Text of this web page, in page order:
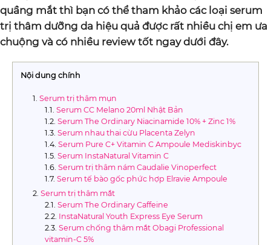
quầng mắt thì bạn có thể tham khảo các loại serum
trị thâm dưỡng da hiệu quả được rất nhiều chị em ưa
chuộng và có nhiều review tốt ngay dưới đây.
Nội dung chính
Serum trị thâm mụn
Serum CC Melano 20ml Nhật Bản
Serum The Ordinary Niacinamide 10% + Zinc 1%
Serum nhau thai cừu Placenta Zelyn
Serum Pure C+ Vitamin C Ampoule Mediskinbyc
Serum InstaNatural Vitamin C
Serum trị thâm nám Caudalie Vinoperfect
Serum tế bào gốc phức hợp Elravie Ampoule
Serum trị thâm mắt
Serum The Ordinary Caffeine
InstaNatural Youth Express Eye Serum
Serum chống thâm mắt Obagi Professional
vitamin-C 5%